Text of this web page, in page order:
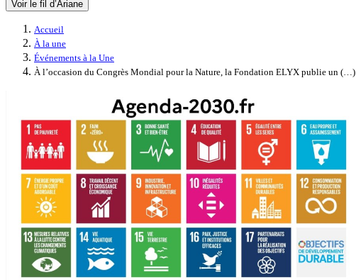
Voir le fil d’Ariane
Accueil
À la une
Événements à la Une
À l’occasion du Congrès Mondial pour la Nature, la Fondation ELYX publie un (…)